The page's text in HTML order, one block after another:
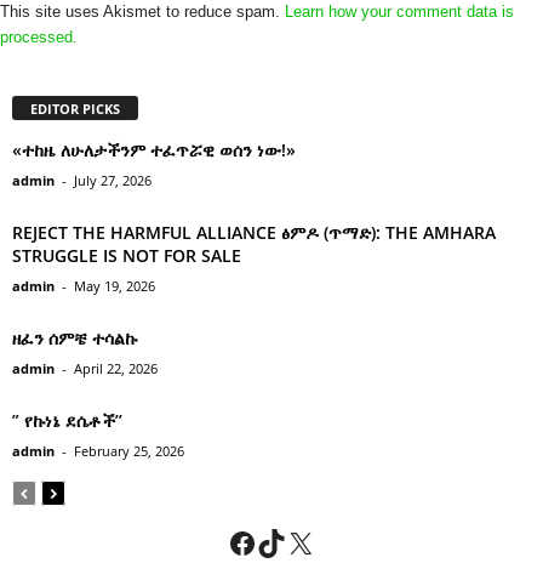
This site uses Akismet to reduce spam. Learn how your comment data is
processed.
EDITOR PICKS
«ተከዜ ለሁለታችንም ተፈጥሯዊ ወሰን ነው!»
admin - July 27, 2026
REJECT THE HARMFUL ALLIANCE ፅምዶ (ጥማድ): THE AMHARA
STRUGGLE IS NOT FOR SALE
admin - May 19, 2026
ዘፈን ሰምቼ ተሳልኩ
admin - April 22, 2026
” የኩነኔ ደሴቶች’’
admin - February 25, 2026
Facebook
TikTok
X